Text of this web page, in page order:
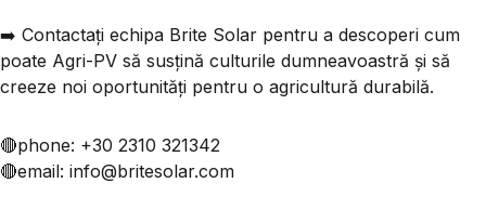
➡️ Contactați echipa Brite Solar pentru a descoperi cum
poate Agri-PV să susțină culturile dumneavoastră și să
creeze noi oportunități pentru o agricultură durabilă.
🔴phone: +30 2310 321342
🔴email: info@britesolar.com